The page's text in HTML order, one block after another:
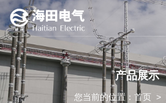
产品展示
您当前的位置： 首页 >